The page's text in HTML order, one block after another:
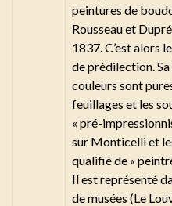
peintures de
Rousseau et
1837. C’est alors
de prédilection.
couleurs sont
feuillages et les
« pré-
sur Monticelli et
qualifié de «
Il est représenté
de musées (Le